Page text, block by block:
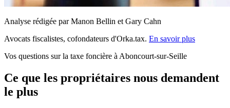
Analyse rédigée par Manon Bellin et Gary Cahn
Avocats fiscalistes, cofondateurs d'Orka.tax. En savoir plus
Vos questions sur la taxe foncière à Aboncourt-sur-Seille
Ce que les propriétaires nous demandent
le plus